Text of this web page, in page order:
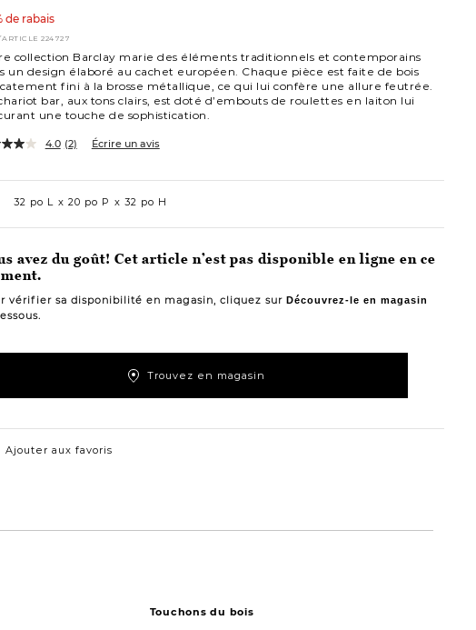
de rabais
224727
collection Barclay marie des éléments traditionnels et contemporains
un design élaboré au cachet européen. Chaque pièce est faite de bois
fini à la brosse métallique, ce qui lui confère une allure feutrée.
bar, aux tons clairs, est doté d’embouts de roulettes en laiton lui
une touche de sophistication.
4.0 (2) Écrire un avis
32 po L 20 po P 32 po H
avez du goût! Cet article n’est pas disponible en ligne en ce
vérifier sa disponibilité en magasin, cliquez sur Découvrez-le en magasin
Trouvez en magasin
Ajouter aux favoris
Touchons du bois